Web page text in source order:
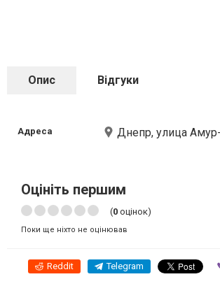
Опис Відгуки
Адреса Днепр, улица
Оцініть першим
(0 оцінок)
Поки ще ніхто не оцінював
Reddit Telegram